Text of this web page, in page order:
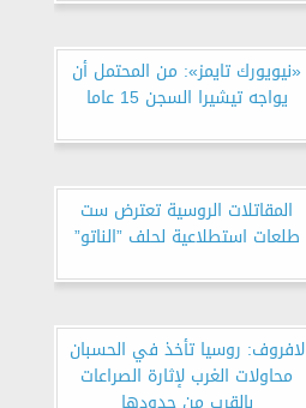
«نيويورك تايمز»: من المحتمل أن
يواجه تيشيرا السجن 15 عاما
المقاتلات الروسية تعترض ست
طلعات استطلاعية لحلف ”الناتو”
لافروف: روسيا تأخذ في الحسبان
محاولات الغرب لإثارة الصراعات